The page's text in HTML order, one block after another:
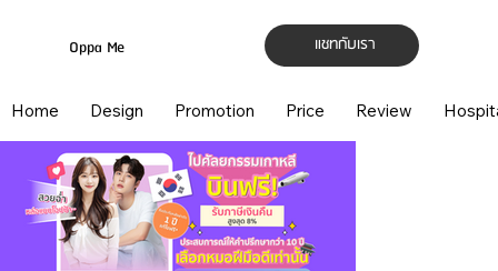
แชทกับเรา
Oppa Me
Home Design Promotion Price Review